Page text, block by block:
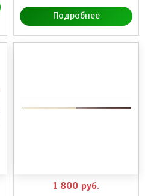
Подробнее
1 800 руб.